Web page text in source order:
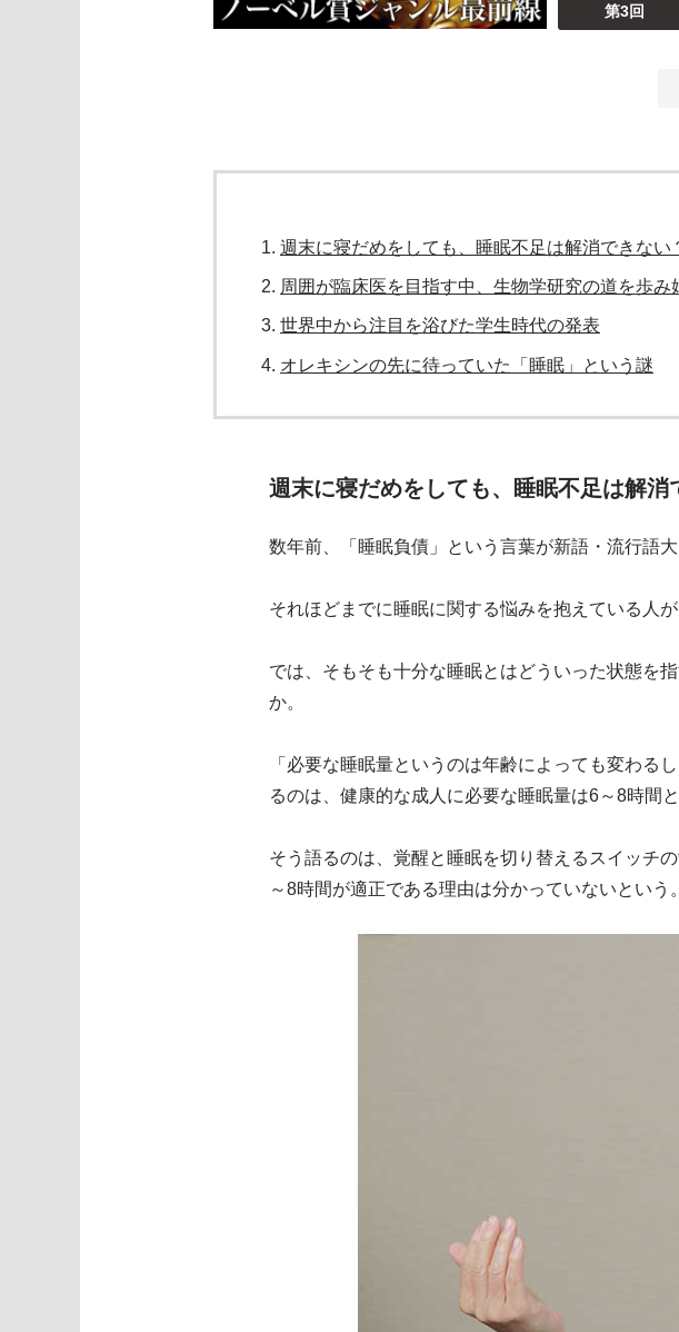
第3回
週末に寝だめをしても、睡眠不足は解消できない
周囲が臨床医を目指す中、生物学研究の道を歩み
世界中から注目を浴びた学生時代の発表
オレキシンの先に待っていた「睡眠」という謎
週末に寝だめをしても、睡眠不足は解消
数年前、「睡眠負債」という言葉が新語・流行語大
それほどまでに睡眠に関する悩みを抱えている人が
では、そもそも十分な睡眠とはどういった状態を
か。
「必要な睡眠量というのは年齢によっても変わる
るのは、健康的な成人に必要な睡眠量は6～8時間
そう語るのは、覚醒と睡眠を切り替えるスイッチ
～8時間が適正である理由は分かっていないという。